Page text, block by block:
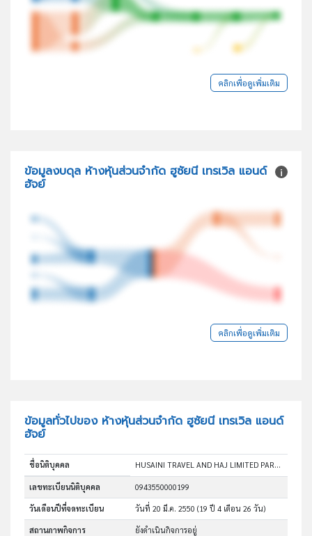
คลิกเพื่อดูเพิ่มเติม
ข้อมูลงบดุล ห้างหุ้นส่วนจำกัด ฮูซัยนี เทรเวิล แอนด์
ฮัจย์
คลิกเพื่อดูเพิ่มเติม
ข้อมูลทั่วไปของ ห้างหุ้นส่วนจำกัด ฮูซัยนี เทรเวิล แอนด์
ฮัจย์
ชื่อนิติบุคคล HUSAINI TRAVEL AND HAJ LIMITED PARTNERSHIP
เลขทะเบียนนิติบุคคล 0943550000199
วันเดือนปีที่จดทะเบียน วันที่ 20 มี.ค. 2550(19 ปี 4 เดือน 26 วัน)
สถานภาพกิจการ ยังดำเนินกิจการอยู่